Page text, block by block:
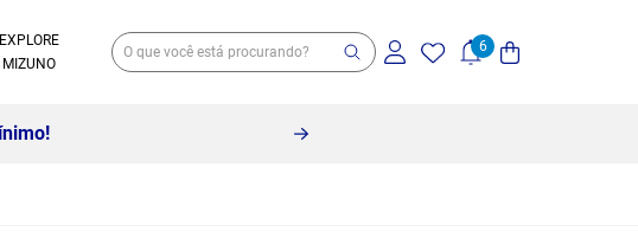
EXPLORE
MIZUNO